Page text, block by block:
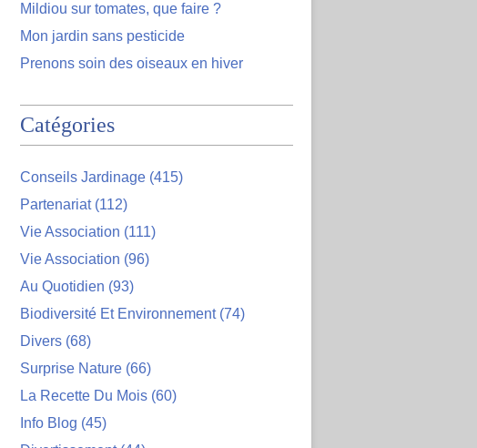
Mildiou sur tomates, que faire ?
Mon jardin sans pesticide
Prenons soin des oiseaux en hiver
Catégories
Conseils Jardinage (415)
Partenariat(112)
Vie Association (111)
Vie Association (96)
Au Quotidien (93)
Biodiversité Et Environnement(74)
Divers (68)
Surprise Nature (66)
La Recette Du Mois (60)
Info Blog (45)